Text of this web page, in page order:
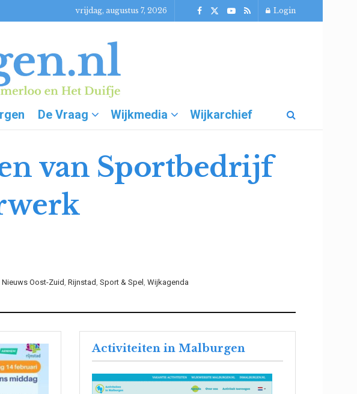
vrijdag, augustus 7, 2026 Login
De Vraag Wijkmedia Wijkarchief
van Sportbedrijf
Nieuws Oost-Zuid , Rijnstad , Sport & Spel , Wijkagenda
Activiteiten in Malburgen